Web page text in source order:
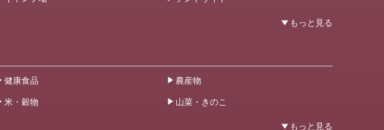
健康食品
農産物
米・穀物 山菜・きのこ